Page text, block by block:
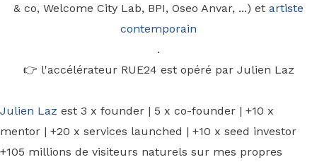
& co, Welcome City Lab, BPI, Oseo Anvar, ...) et artiste
contemporain
.
👉 l'accélérateur RUE24 est opéré par Julien Laz
Julien Laz est 3 x founder | 5 x co-founder | +10 x
mentor | +20 x services launched | +10 x seed investor
+105 millions de visiteurs naturels sur mes propres